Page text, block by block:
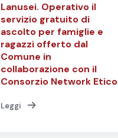
Lanusei. Operativo il
servizio gratuito di
ascolto per famiglie e
ragazzi offerto dal
Comune in
collaborazione con il
Consorzio Network Etico
Leggi